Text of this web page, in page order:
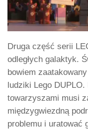
Druga część serii
odległych galaktyk.
bowiem
ludziki Lego
towarzyszami musi
międzygwiezdną
problemu i uratować